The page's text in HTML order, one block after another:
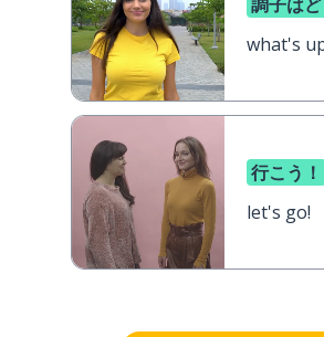
what's
行こう！
let's go!